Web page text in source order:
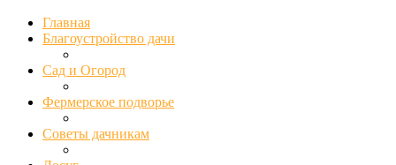
Главная
Благоустройство дачи
Сад и Огород
Фермерское подворье
Советы дачникам